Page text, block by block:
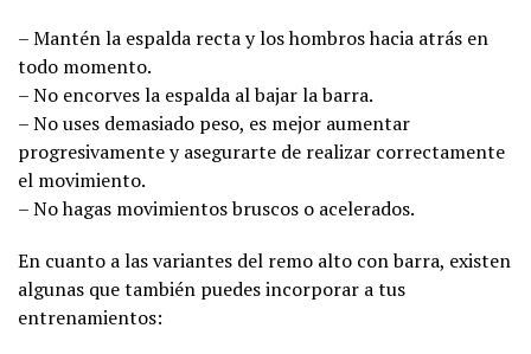
– Mantén la espalda recta y los hombros hacia atrás en
todo momento.
– No encorves la espalda al bajar la barra.
– No uses demasiado peso, es mejor aumentar
progresivamente y asegurarte de realizar correctamente
el movimiento.
– No hagas movimientos bruscos o acelerados.
En cuanto a las variantes del remo alto con barra, existen
algunas que también puedes incorporar a tus
entrenamientos: